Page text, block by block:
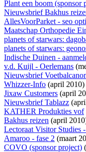
Plant een boom (sponsor
Nieuwsbrief Bakhus
AllesVoorParket - seo
Maatschap Orthopedie
planets of starwars:
planets of starwars:
Indische Duinen -
v.d. Kuijl - Oerlemans
Nieuwsbrief
Whizzer-Info (april 2010)
Jixaw Customers (april
Nieuwsbrief Tablazz
KATHER Produkties vof
Bakhus reizen (april
Lectoraat Visitor Studies
Amaroo - fase 2 (maart
COVO (sponsor project)